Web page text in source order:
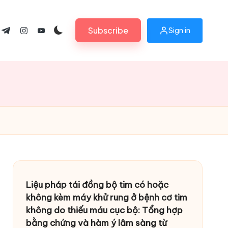
t.me instagram.com
youtube.comSubscribe Sign in
Liệu pháp tái đồng bộ tim có hoặc
không kèm máy khử rung ở bệnh cơ tim
không do thiếu máu cục bộ: Tổng hợp
bằng chứng và hàm ý lâm sàng từ